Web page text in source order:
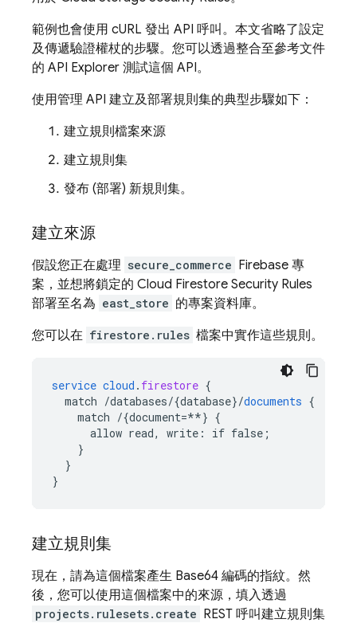
範例也會使用 cURL 發出 API 呼叫。本文省略了設定
及傳遞驗證權杖的步驟。您可以透過整合至參考文件
的 API Explorer 測試這個 API。
使用管理 API 建立及部署規則集的典型步驟如下：
建立規則檔案來源
建立規則集
發布 (部署) 新規則集。
建立來源
假設您正在處理 secure_commerce Firebase 專
案，並想將鎖定的 Cloud Firestore Security Rules
部署至名為 east_store 的專案資料庫。
您可以在 firestore.rules 檔案中實作這些規則。
service cloud . firestore {
match /databases/{database}/documents {
match /{document=**} {
allow read, write : if false ;
}
}
}
建立規則集
現在，請為這個檔案產生 Base64 編碼的指紋。然
後，您可以使用這個檔案中的來源，填入透過
projects.rulesets.create REST 呼叫建立規則集